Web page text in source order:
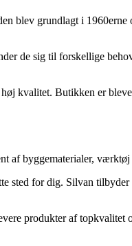
blev grundlagt i
de sig til forskellige
kvalitet. Butikken er
af byggematerialer,
for dig. Silvan tilbyder
produkter af topkvalitet